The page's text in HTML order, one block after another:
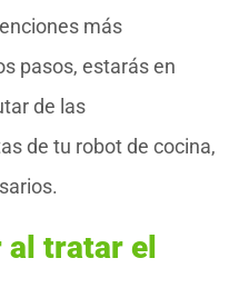
más
pasos, estarás en
de las
de tu robot de cocina,
al tratar el